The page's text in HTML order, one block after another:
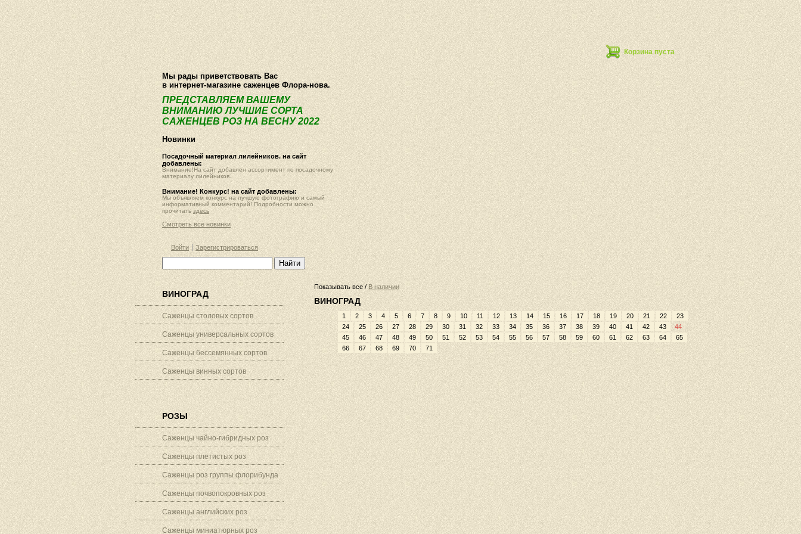
Корзина пуста
О компании Как купить Фотогалерея Статьи Опт Контакты
Мы рады приветствовать Вас
в интернет-магазине саженцев Флора-нова.
ПРЕДСТАВЛЯЕМ ВАШЕМУ
ВНИМАНИЮ ЛУЧШИЕ СОРТА
САЖЕНЦЕВ РОЗ НА ВЕСНУ 2022
Новинки
Посадочный материал лилейников. на сайт
добавлены:
Внимание!На сайт добавлен ассортимент по посадочному
материалу лилейников.
Внимание! Конкурс! на сайт добавлены:
Мы объявляем конкурс на лучшую фотографию и самый
информативный комментарий! Подробности можно
прочитать здесь
Смотреть все новинки
Войти Зарегистрироваться
ВИНОГРАД
Саженцы столовых сортов
Саженцы универсальных сортов
Саженцы бессемянных сортов
Саженцы винных сортов
РОЗЫ
Саженцы чайно-гибридных роз
Саженцы плетистых роз
Саженцы роз группы флорибунда
Саженцы почвопокровных роз
Саженцы английских роз
Саженцы миниатюрных роз
Показывать все /В наличии
ВИНОГРАД
1 2 3 4 5 6 7 8 9 10 11 12 13 14 15 16 17 18 19 20 21 22
23
24
25 26 27 28 29 30 31 32 33 34 35 36 37 38 39 40 41 42 43
44
45
46 47 48 49 50 51 52 53 54 55 56 57 58 59 60 61 62 63 64
65
66
67 68 69 70 71